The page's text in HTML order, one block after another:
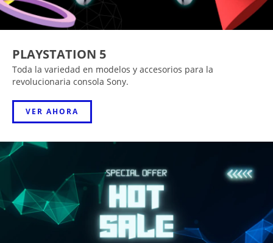
PLAYSTATION 5
Toda la variedad en modelos y accesorios para la
revolucionaria consola Sony.
VER AHORA